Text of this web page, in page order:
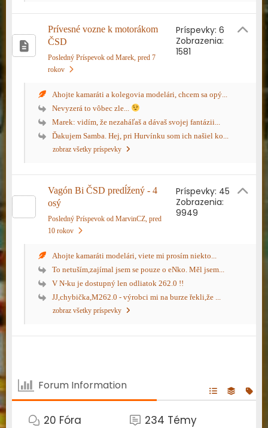
Prívesné vozne k motorákom
ČSD
Posledný Príspevok od Marek , pred 7
rokov
Príspevky: 6
Zobrazenia:
1581
Ahojte kamaráti a kolegovia modelári, chcem sa opý...
Nevyzerá to vôbec zle...
Marek: vidím, že nezaháľaš a dávaš svojej fantázii...
Ďakujem Samba. Hej, pri Hurvínku som ich našiel ko...
zobraz všetky príspevky
Vagón Bi ČSD predĺžený - 4
osý
Posledný Príspevok od MarvinCZ , pred
10 rokov
Príspevky: 45
Zobrazenia:
9949
Ahojte kamaráti modelári, viete mi prosím niekto...
To netuším,zajímal jsem se pouze o eNko. Měl jsem...
V N-ku je dostupný len odliatok 262.0 !!
JJ,chybička,M262.0 - výrobci mi na burze řekli,že ...
zobraz všetky príspevky
Forum Information
20 Fóra 234 Témy